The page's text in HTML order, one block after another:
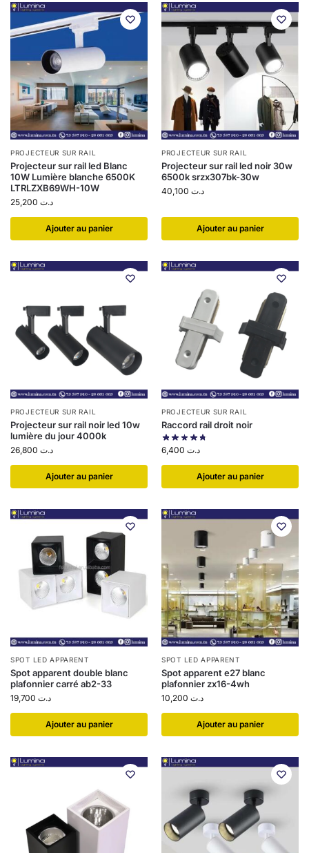
PROJECTEUR SUR RAIL
Projecteur sur rail led Blanc
10W Lumière blanche 6500K
LTRLZXB69WH-10W
د.ت
Ajouter au panier
PROJECTEUR SUR RAIL
Projecteur sur rail led noir 30w
6500k srzx307bk-30w
د.ت
Ajouter au panier
PROJECTEUR SUR RAIL
Projecteur sur rail noir led 10w
lumière du jour 4000k
د.ت
Ajouter au panier
PROJECTEUR SUR RAIL
Raccord rail droit noir
د.ت
Ajouter au panier
SPOT LED APPARENT
Spot apparent double blanc
plafonnier carré ab2-33
د.ت
Ajouter au panier
SPOT LED APPARENT
Spot apparent e27 blanc
plafonnier zx16-4wh
د.ت
Ajouter au panier